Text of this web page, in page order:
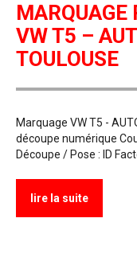
MARQUAGE
VW T5 –
TOULOUSE
Marquage VW T5 -
découpe numérique
Découpe / Pose : ID
lire la suite